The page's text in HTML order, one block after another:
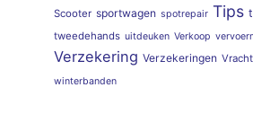
Scooter sportwagen spotrepair Tips
tweedehands uitdeuken Verkoop
Verzekering Verzekeringen
winterbanden